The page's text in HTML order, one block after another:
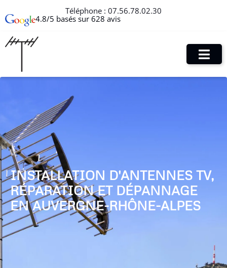
Téléphone : 07.56.78.02.30
4.8/5 basés sur 628 avis
INSTALLATION D'ANTENNES TV,
RÉPARATION ET DÉPANNAGE
EN AUVERGNE-RHÔNE-ALPES